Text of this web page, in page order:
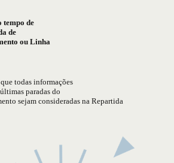
tempo de
de
ou Linha
todas informações
paradas do
sejam consideradas na Repartida